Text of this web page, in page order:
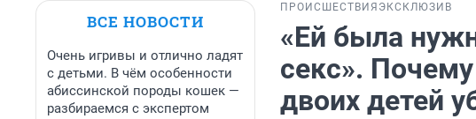
ВСЕ НОВОСТИ
Очень игривы и отлично ладят
с детьми. В чём особенности
абиссинской породы кошек —
разбираемся с экспертом
ПРОИСШЕСТВИЯ ЭКСКЛЮЗИВ
«Ей была
секс».
двоих детей